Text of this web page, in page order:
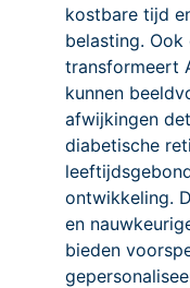
kostbare tijd
belasting.
transformeert
kunnen
afwijkingen
diabetische
ontwikkeling.
en
bieden